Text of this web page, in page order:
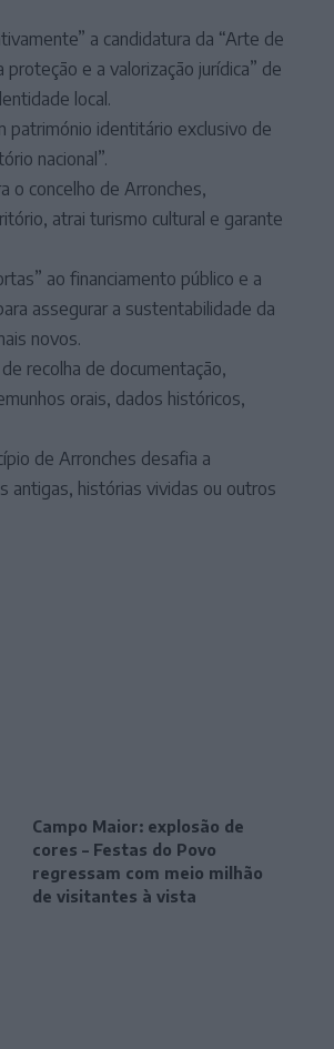
a candidatura da “Arte de
e a valorização jurídica” de
local.
património identitário exclusivo de
nacional”.
o concelho de Arronches,
atrai turismo cultural e garante
ao financiamento público e a
assegurar a sustentabilidade da
novos.
recolha de documentação,
orais, dados históricos,
de Arronches desafia a
antigas, histórias vividas ou outros
Campo Maior: explosão de
cores – Festas do Povo
regressam com meio milhão
de visitantes à vista